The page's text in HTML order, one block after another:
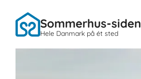
Sommerhus-siden
Hele Danmark på ét sted